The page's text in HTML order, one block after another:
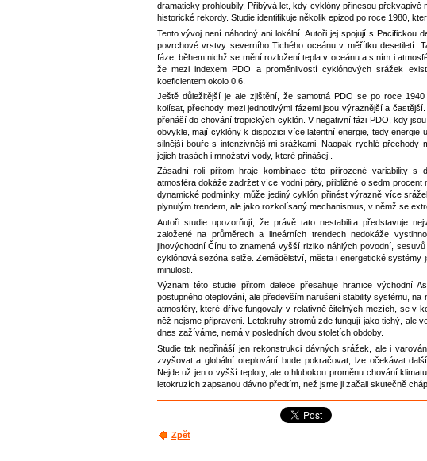
dramaticky prohloubily. Přibývá let, kdy cyklóny přinesou
historické rekordy. Studie identifikuje několik epizod po roce 1980,
Tento vývoj není náhodný ani lokální. Autoři jej spojují s Pacifickou
povrchové vrstvy severního Tichého oceánu v měřítku desetiletí.
fáze, během nichž se mění rozložení tepla v oceánu a s ním i
že mezi indexem PDO a proměnlivostí cyklónových srážek
koeficientem okolo 0,6.
Ještě důležitější je ale zjištění, že samotná PDO se po roce
kolísat, přechody mezi jednotlivými fázemi jsou výraznější a
přenáší do chování tropických cyklón. V negativní fázi PDO, kdy
obvykle, mají cyklóny k dispozici více latentní energie, tedy energie
silnější bouře s intenzivnějšími srážkami. Naopak rychlé přechody
jejich trasách i množství vody, které přinášejí.
Zásadní roli přitom hraje kombinace této přirozené variability s
atmosféra dokáže zadržet více vodní páry, přibližně o sedm
dynamické podmínky, může jediný cyklón přinést výrazně více
plynulým trendem, ale jako rozkolísaný mechanismus, v němž se
Autoři studie upozorňují, že právě tato nestabilita představuje
založené na průměrech a lineárních trendech nedokáže
jihovýchodní Čínu to znamená vyšší riziko náhlých povodní,
cyklónová sezóna selže. Zemědělství, města i energetické
minulosti.
Význam této studie přitom dalece přesahuje hranice východní
postupného oteplování, ale především narušení stability systému,
atmosféry, které dříve fungovaly v relativně čitelných mezích, se v
něž nejsme připraveni. Letokruhy stromů zde fungují jako tichý, ale
dnes zažíváme, nemá v posledních dvou stoletích obdoby.
Studie tak nepřináší jen rekonstrukci dávných srážek, ale i
zvyšovat a globální oteplování bude pokračovat, lze očekávat
Nejde už jen o vyšší teploty, ale o hlubokou proměnu chování
letokruzích zapsanou dávno předtím, než jsme ji začali skutečně
Zpět